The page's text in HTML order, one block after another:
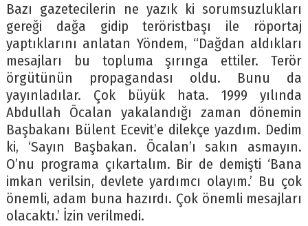
Bazı gazetecilerin ne yazık ki sorumsuzlukları
gereği dağa gidip teröristbaşı ile röportaj
yaptıklarını anlatan Yöndem, “Dağdan aldıkları
mesajları bu topluma şırınga ettiler. Terör
örgütünün propagandası oldu. Bunu da
yayınladılar. Çok büyük hata. 1999 yılında
Abdullah Öcalan yakalandığı zaman dönemin
Başbakanı Bülent Ecevit’e dilekçe yazdım. Dedim
ki, ‘Sayın Başbakan. Öcalan’ı sakın asmayın.
O’nu programa çıkartalım. Bir de demişti ‘Bana
imkan verilsin, devlete yardımcı olayım.’ Bu çok
önemli, adam buna hazırdı. Çok önemli mesajları
olacaktı.’ İzin verilmedi.